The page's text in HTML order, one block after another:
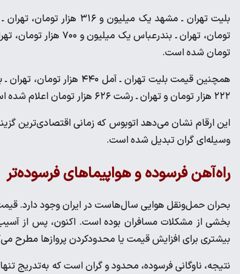
تومان شده است.
۲۲۲ هزار تومان و تهران ـ رشت ۶۲۶ هزار تومان اعلام شده است.
این ارقام نشان می‌دهد اتوبوس که زمانی اقتصادی‌ترین
وسیله‌ای گران تبدیل شده است.
راه‌آهن فرسوده و هواپیماهای فرسوده‌تر
بحران حمل‌ونقل هوایی سال‌هاست در ایران وجود دارد.
بخشی از مشکلات مسافران بوده است. اکنون، پس از
بیشتری برای افزایش قیمت یا محدودکردن پروازها مطرح
نتیجه، ناوگانی فرسوده، محدود و گران است که به‌تدریج